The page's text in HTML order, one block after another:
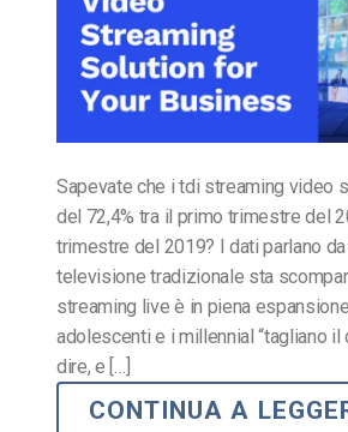
Sapevate che i tdi streaming video
del 72,4% tra il primo trimestre del
trimestre del 2019? I dati parlano
televisione tradizionale sta
streaming live è in piena
adolescenti e i millennial “tagliano il
dire, e […]
CONTINUA A